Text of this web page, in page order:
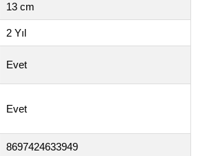
13 cm
2 Yıl
Evet
Evet
8697424633949